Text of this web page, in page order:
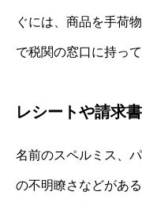
ぐには、商品を手荷
で税関の窓口に持っ
レシートや請求
名前のスペルミス、
の不明瞭さなどがあ